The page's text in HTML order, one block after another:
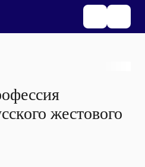
жестового